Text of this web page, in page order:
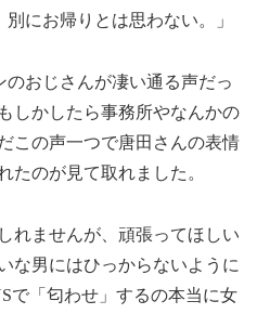
にお帰りとは思わない。」
のおじさんが凄い通る声だっ
しかしたら事務所やなんかの
この声一つで唐田さんの表情
たのが見て取れました。
れませんが、頑張ってほしい
な男にはひっからないように
で「匂わせ」するの本当に女